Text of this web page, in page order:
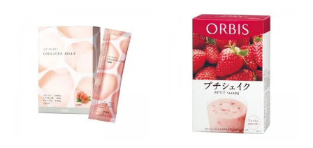
アです。“飲むスキンケア”だから、
顔だけでなく、背中や足など、スキ
ンケア機能は全身にも。なかなか手
が回らない、ボディの乾燥対策にも
おすすめです。ゆずの爽やかな香り
とすっきりとした酸味が特徴の「ゆ
ず風味」、芳醇なマスカットの香り
ョンが作れて、瞳の印象を確実に
UP。重ね方次第で印象の異なる仕
上がりが可能で、毎日のメイクがも
っと楽しくなります。それぞれの肌
色を考えたこだわりの色設計だか
ら、冒険カラーも肌にすんなりなじ
み、立体的で華やかな目元に仕上が
ります。容器の中でプレスされた粉